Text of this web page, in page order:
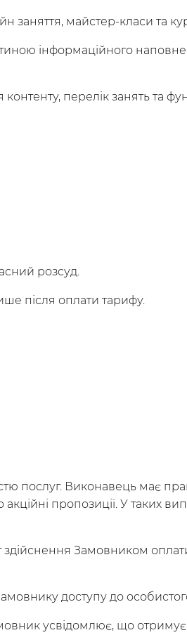
заняття, майстер-класи
інформаційного
перелік занять та
розсуд.
після оплати тарифу.
послуг. Виконавець має
пропозиції. У таких
Замовником
доступу до
усвідомлює, що